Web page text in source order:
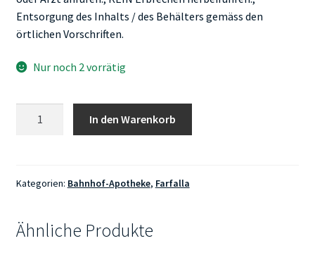
Entsorgung des Inhalts / des Behälters gemäss den
örtlichen Vorschriften.
Nur noch 2 vorrätig
Menge
In den Warenkorb
Kategorien: Bahnhof-Apotheke, Farfalla
Ähnliche Produkte